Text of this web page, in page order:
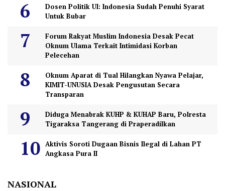
Dosen Politik UI: Indonesia Sudah Penuhi Syarat
Untuk Bubar
Forum Rakyat Muslim Indonesia Desak Pecat
Oknum Ulama Terkait Intimidasi Korban
Pelecehan
Oknum Aparat di Tual Hilangkan Nyawa Pelajar,
KIMIT-UNUSIA Desak Pengusutan Secara
Transparan
Diduga Menabrak KUHP & KUHAP Baru, Polresta
Tigaraksa Tangerang di Praperadilkan
Aktivis Soroti Dugaan Bisnis Ilegal di Lahan PT
Angkasa Pura II
NASIONAL